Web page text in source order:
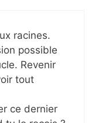
racines.
possible
Revenir
tout
ce dernier